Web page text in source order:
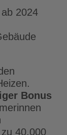
2024
Bonus
40.000